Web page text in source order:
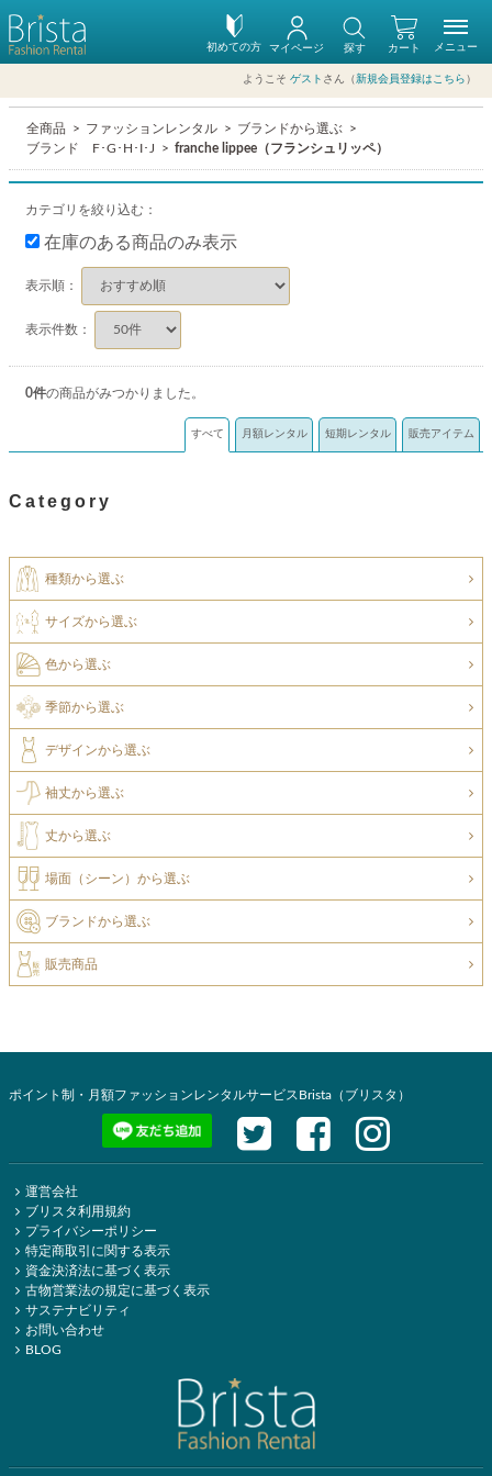
初めての方 カート
マイページ 探す
ようこそ ゲスト さん（新規会員登録はこちら ）
メニュー
全商品 ファッションレンタル
ブランドから選ぶ
ブランド F･G･H･I･J
franche lippee（フランシュリッペ）
カテゴリを絞り込む：
在庫のある商品のみ表示
表示順：
表示件数：
0件の商品がみつかりました。
すべて 月額レンタル 短期レンタル 販売アイテム
Category
種類から選ぶ
サイズから選ぶ
色から選ぶ
季節から選ぶ
デザインから選ぶ
袖丈から選ぶ
丈から選ぶ
場面（シーン）から選ぶ
ブランドから選ぶ
販売商品
ポイント制・月額ファッションレンタルサービスBrista（ブリスタ）
運営会社
ブリスタ利用規約
プライバシーポリシー
特定商取引に関する表示
資金決済法に基づく表示
古物営業法の規定に基づく表示
サステナビリティ
お問い合わせ
BLOG